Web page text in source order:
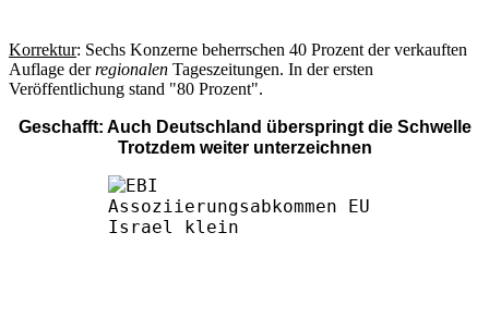
Korrektur: Sechs Konzerne beherrschen 40 Prozent der verkauften
Auflage derregionalen Tageszeitungen. In der ersten
Veröffentlichung stand "80 Prozent".
Geschafft: Auch Deutschland überspringt die Schwelle
Trotzdem weiter unterzeichnen